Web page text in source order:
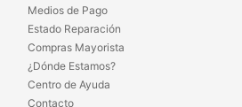
Medios de Pago
Estado Reparación
Compras Mayorista
¿Dónde Estamos?
Centro de Ayuda
Contacto